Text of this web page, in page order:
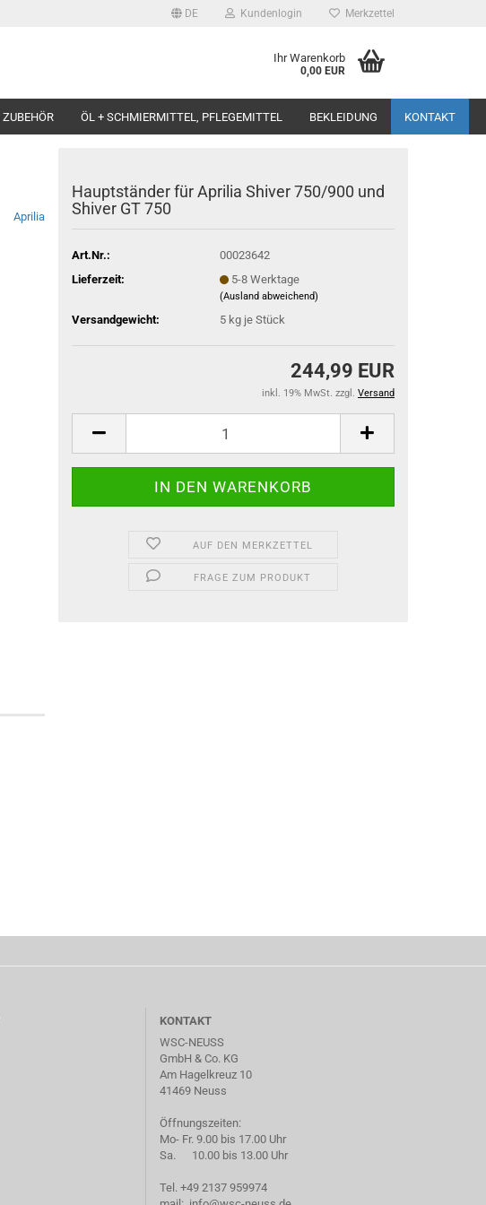
DE Kundenlogin Merkzettel
Ihr Warenkorb
0,00 EUR
ZUBEHÖR ÖL + SCHMIERMITTEL, PFLEGEMITTEL BEKLEIDUNG KONTAKT
Aprilia
Hauptständer für Aprilia Shiver 750/900 und
Shiver GT 750
Art.Nr.:
00023642
Lieferzeit:
5-8 Werktage
(Ausland abweichend)
Versandgewicht: 5 kg je Stück
244,99 EUR
inkl. 19% MwSt. zzgl. Versand
AUF DEN MERKZETTEL
FRAGE ZUM PRODUKT
KONTAKT
WSC-NEUSS
GmbH & Co. KG
Am Hagelkreuz 10
41469 Neuss
Öffnungszeiten:
Mo- Fr. 9.00 bis 17.00 Uhr
Sa. 10.00 bis 13.00 Uhr
Tel. +49 2137 959974